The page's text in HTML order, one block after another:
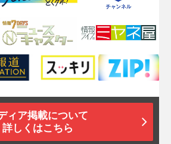
ィア掲載について
詳しくはこちら